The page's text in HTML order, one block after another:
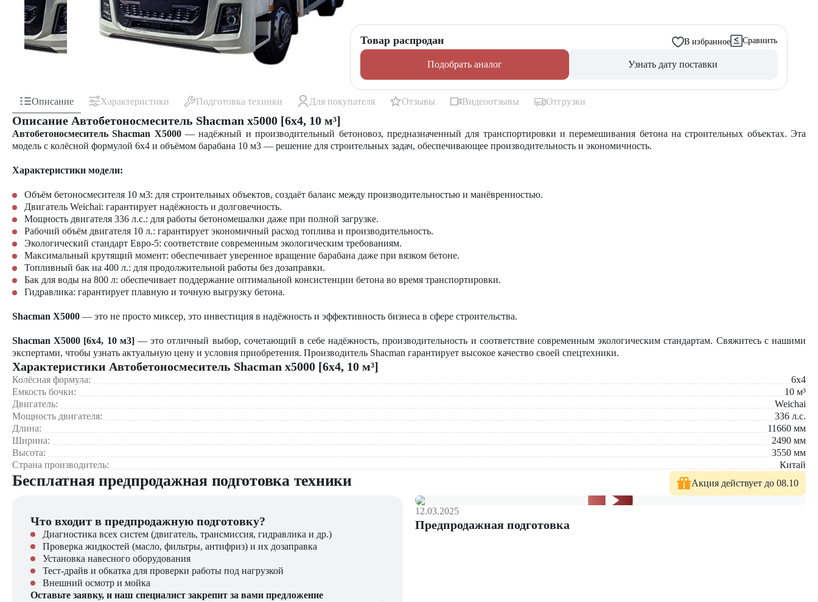
Товар распродан В избранное Сравнить
Подобрать аналог Узнать дату поставки
Описание Характеристики Подготовка техники Для покупателя Отзывы Видеоотзывы Отгрузки
Описание Автобетоносмеситель Shacman x5000 [6x4, 10 м³]
Автобетоносмеситель Shacman X5000 — надёжный и производительный бетоновоз, предназначенный для транспортировки иперемешивания бетона настроительных объектах. Эта
модель с колёсной формулой 6x4 и объёмом барабана 10 м3 — решение для строительных задач, обеспечивающее производительность и экономичность.
Характеристики модели:
Объём бетоносмесителя 10 м3: для строительных объектов, создаёт баланс между производительностью и манёвренностью.
Двигатель Weichai: гарантирует надёжность и долговечность.
Мощность двигателя 336 л.с.: для работы бетономешалки даже при полной загрузке.
Рабочий объём двигателя 10 л.: гарантирует экономичный расход топлива и производительность.
Экологический стандарт Евро-5: соответствие современным экологическим требованиям.
Максимальный крутящий момент: обеспечивает уверенное вращение барабана даже при вязком бетоне.
Топливный бак на 400 л.: для продолжительной работы без дозаправки.
Бак для воды на 800 л: обеспечивает поддержание оптимальной консистенции бетона во время транспортировки.
Гидравлика: гарантирует плавную и точную выгрузку бетона.
Shacman X5000 — это не просто миксер, это инвестиция в надёжность и эффективность бизнеса в сфере строительства.
Shacman X5000 [6x4, 10 м3]— это отличный выбор, сочетающий в себе надёжность, производительность и соответствие современным экологическим стандартам. Свяжитесь с нашими
экспертами, чтобы узнать актуальную цену и условия приобретения. Производитель Shacman гарантирует высокое качество своей спецтехники.
Характеристики Автобетоносмеситель Shacman x5000 [6x4, 10 м³]
Колёсная формула:
6x4
Емкость бочки:
10 м³
Двигатель:
Weichai
Мощность двигателя:
336 л.с.
Длина:
11660 мм
Ширина:
2490 мм
Высота:
3550 мм
Страна производитель:
Китай
Бесплатная предпродажная подготовка техники Акция действует до 08.10
Что входит в предпродажную подготовку?
Диагностика всех систем (двигатель, трансмиссия, гидравлика и др.)
Проверка жидкостей (масло, фильтры, антифриз) и их дозаправка
Установка навесного оборудования
Тест-драйв и обкатка для проверки работы под нагрузкой
Внешний осмотр и мойка
Оставьте заявку, и наш специалист закрепит за вами предложение
12.03.2025
Предпродажная подготовка